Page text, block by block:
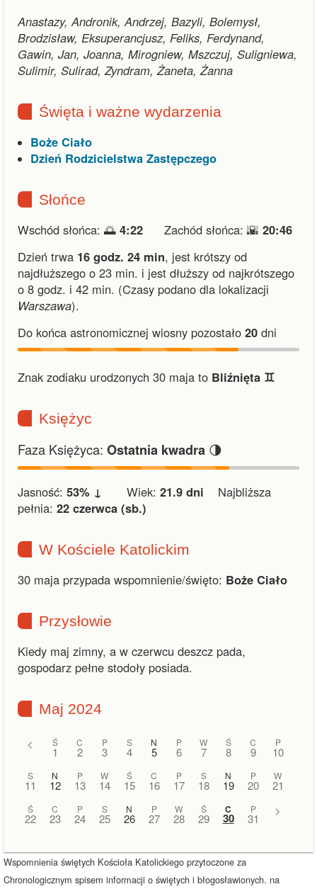
Anastazy, Andronik, Andrzej, Bazyli, Bolemysł,
Brodzisław, Eksuperancjusz, Feliks, Ferdynand,
Gawin, Jan, Joanna, Mirogniew, Mszczuj, Suligniewa,
Sulimir, Sulirad, Zyndram, Żaneta, Żanna
Święta i ważne wydarzenia
Boże Ciało
Dzień Rodzicielstwa Zastępczego
Słońce
Wschód słońca: 🌅 4:22 Zachód słońca: 🌇 20:46
Dzień trwa 16 godz. 24 min, jest krótszy od
najdłuższego o 23 min. i jest dłuższy od najkrótszego
o 8 godz. i 42 min. (Czasy podano dla lokalizacji
Warszawa).
Do końca astronomicznej wiosny pozostało 20 dni
Znak zodiaku urodzonych 30 maja to Bliźnięta ♊︎
Księżyc
Faza Księżyca: Ostatnia kwadra 🌗
Jasność: 53% ↓ Wiek: 21.9 dni Najbliższa
pełnia: 22 czerwca (sb.)
W Kościele Katolickim
30 maja przypada wspomnienie/święto: Boże Ciało
Przysłowie
Kiedy maj zimny, a w czerwcu deszcz pada,
gospodarz pełne stodoły posiada.
Maj 2024
< Ś
1
C
2
P
3
S
4
N
5
P
6
W
7
Ś
8
C
9
P
10
S
11
N
12
P
13
W
14
Ś
15
C
16
P
17
S
18
N
19
P
20
W
21
Ś
22
C
23
P
24
S
25
N
26
P
27
W
28
Ś
29
C
30
P
31
>
Wspomnienia świętych Kościoła Katolickiego przytoczone za
Chronologicznym spisem informacji o świętych i błogosławionych. na